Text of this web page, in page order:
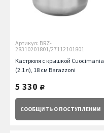
Артикул: BRZ-
28310201801/27112101801
Кастрюля c крышкой Cuocimania
(2.1 л), 18 см Barazzoni
5 330 руб.
СООБЩИТЬ О ПОСТУПЛЕНИИ